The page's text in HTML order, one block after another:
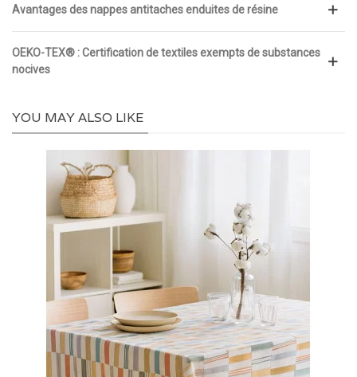
Avantages des nappes antitaches enduites de résine
OEKO-TEX® : Certification de textiles exempts de substances
nocives
YOU MAY ALSO LIKE